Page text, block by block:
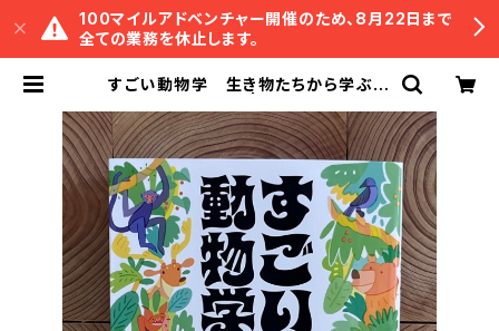
100マイルアドベンチャー開催のため、8月22日まで
全ての業務を休止します。
すごい動物学 生き物たちから学ぶ明